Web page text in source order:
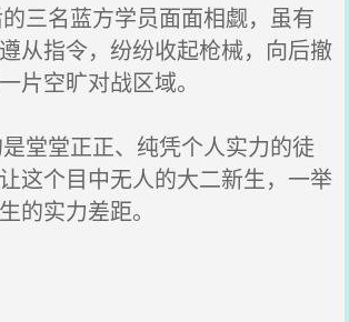
三名蓝方学员面面相觑，虽有
从指令，纷纷收起枪械，向后撤
片空旷对战区域。
堂堂正正、纯凭个人实力的徒
这个目中无人的大二新生，一举
的实力差距。